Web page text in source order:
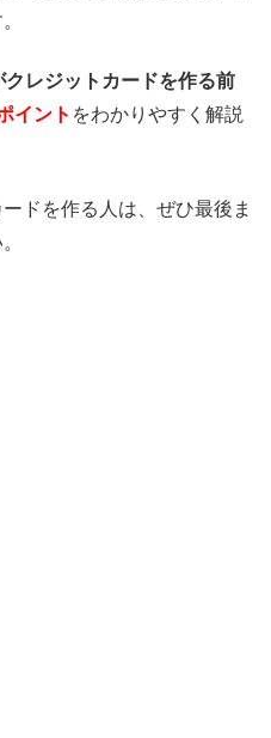
クレジットカードを作る前
イント をわかりやすく解説
ドを作る人は、ぜひ最後ま